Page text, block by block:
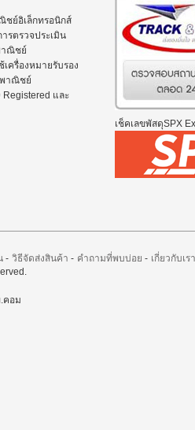
ชย์อิเล็กทรอนิกส์
รตรวจประเมิน
ณิชย์
ครื่องหมายรับรอง
พาณิชย์
และ
เช็คเลขพัสดุSPX
- วิธีจัดส่งสินค้า - คำถามที่พบบ่อย - เกี่ยวกับเรา
คอม